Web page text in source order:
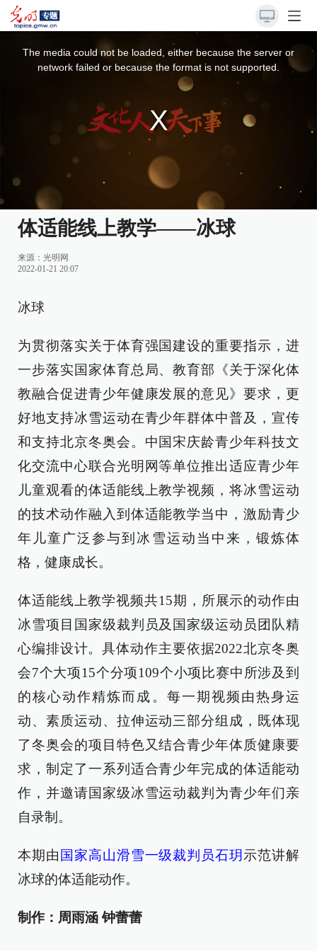
The media could not be loaded, either because the server or
network failed or because the format is not supported.
体适能线上教学——冰球
来源： 光明网
2022-01-21 20:07
冰球
为贯彻落实关于体育强国建设的重要指示，进
一步落实国家体育总局、教育部《关于深化体
教融合促进青少年健康发展的意见》要求，更
好地支持冰雪运动在青少年群体中普及，宣传
和支持北京冬奥会。中国宋庆龄青少年科技文
化交流中心联合光明网等单位推出适应青少年
儿童观看的体适能线上教学视频，将冰雪运动
的技术动作融入到体适能教学当中，激励青少
年儿童广泛参与到冰雪运动当中来，锻炼体
格，健康成长。
体适能线上教学视频共15期，所展示的动作由
冰雪项目国家级裁判员及国家级运动员团队精
心编排设计。具体动作主要依据2022北京冬奥
会7个大项15个分项109个小项比赛中所涉及到
的核心动作精炼而成。每一期视频由热身运
动、素质运动、拉伸运动三部分组成，既体现
了冬奥会的项目特色又结合青少年体质健康要
求，制定了一系列适合青少年完成的体适能动
作，并邀请国家级冰雪运动裁判为青少年们亲
自录制。
本期由 国家高山滑雪一级裁判员石玥 示范讲解
冰球的体适能动作。
制作：周雨涵 钟蕾蕾